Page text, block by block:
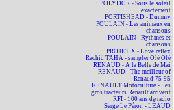
POLYDOR - Sous le soleil
exactement
PORTISHEAD - Dummy
POULAIN - Les animaux en
chansons
POULAIN - Rythmes et
chansons
PROJET X - Love reflex
Rachid TAHA - sampler Olé Olé
RENAUD - À la Belle de Mai
RENAUD - The meilleur of
Renaud 75-95
RENAULT Motoculture - Les
gros tracteurs Renault arrivent
RFI - 100 ans de radio
Serge Le Péron - LÉAUD